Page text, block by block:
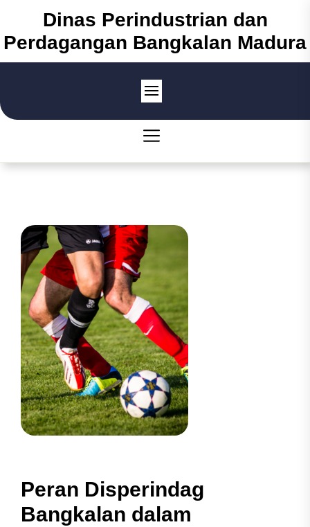
the
content
Dinas Perindustrian dan
Perdagangan Bangkalan Madura
Peran Disperindag
Bangkalan dalam